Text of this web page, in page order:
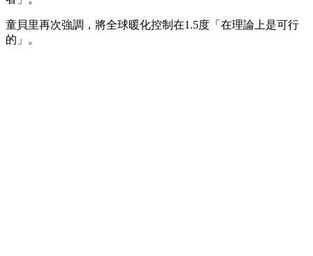
童貝里再次強調，將全球暖化控制在1.5度「在理論上是可行
的」。